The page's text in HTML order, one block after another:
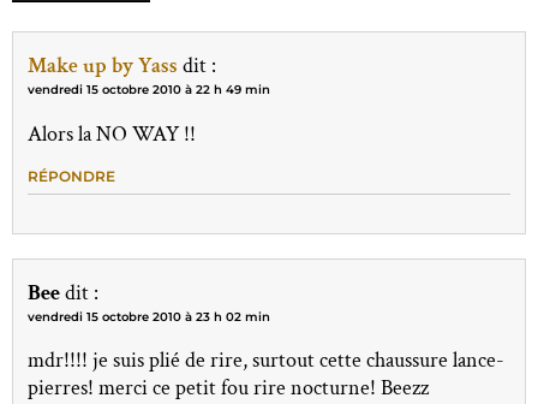
Make up by Yass dit :
vendredi 15 octobre 2010 à 22 h 49 min
Alors la NO WAY !!
RÉPONDRE
Beedit :
vendredi 15 octobre 2010 à 23 h 02 min
mdr!!!! je suis plié de rire, surtout cette chaussure lance-
pierres! merci ce petit fou rire nocturne! Beezz